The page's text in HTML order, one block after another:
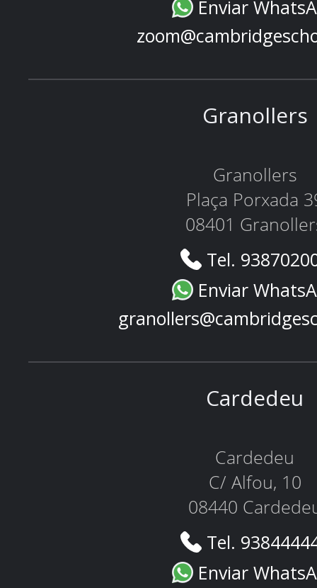
Enviar
Granollers
Granollers
Plaça Porxada
08401
Tel.
Enviar
Cardedeu
Cardedeu
C/ Alfou, 10
08440
Tel.
Enviar